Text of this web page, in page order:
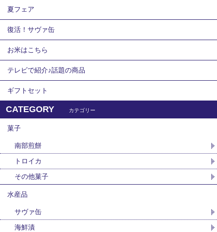
夏フェア
復活！サヴァ缶
お米はこちら
テレビで紹介♪話題の商品
ギフトセット
CATEGORY カテゴリー
菓子
南部煎餅
トロイカ
その他菓子
水産品
サヴァ缶
海鮮漬